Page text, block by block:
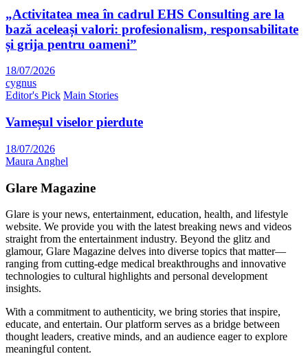
„Activitatea mea în cadrul EHS Consulting are la
bază aceleași valori: profesionalism, responsabilitate
și grija pentru oameni”
18/07/2026
cygnus
Editor's Pick Main Stories
Vameșul viselor pierdute
18/07/2026
Maura Anghel
Glare Magazine
Glare is your news, entertainment, education, health, and lifestyle
website. We provide you with the latest breaking news and videos
straight from the entertainment industry. Beyond the glitz and
glamour, Glare Magazine delves into diverse topics that matter—
ranging from cutting-edge medical breakthroughs and innovative
technologies to cultural highlights and personal development
insights.
With a commitment to authenticity, we bring stories that inspire,
educate, and entertain. Our platform serves as a bridge between
thought leaders, creative minds, and an audience eager to explore
meaningful content.